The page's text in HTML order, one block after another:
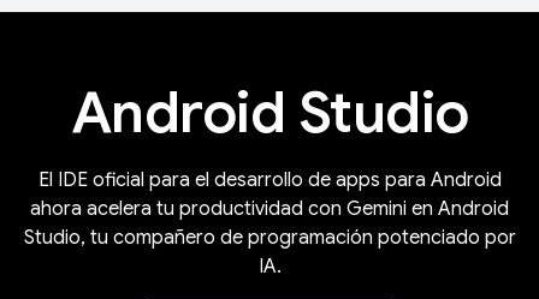
Android Studio
El IDE oficial para el desarrollo de apps para Android
ahora acelera tu productividad con Gemini en Android
Studio, tu compañero de programación potenciado por
IA.